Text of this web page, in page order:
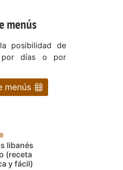
menús
posibilidad de
por días o por
menús
libanés
(receta
y fácil)